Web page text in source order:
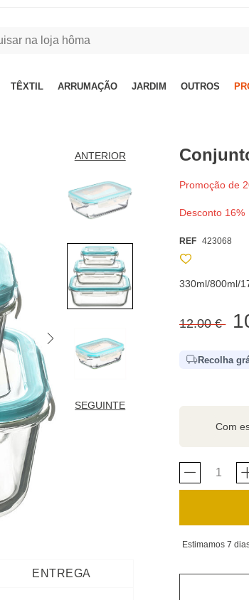
TÊXTIL ARRUMAÇÃO JARDIM OUTROS
ANTERIOR
SEGUINTE
Promoção de
Desconto 16%
REF 423068
330ml/800ml/
12.00 €
Recolha
Com
Estimamos 7
ENTREGA